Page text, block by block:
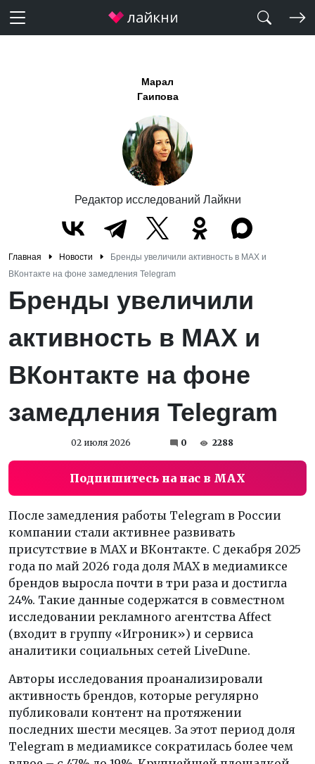
Марал
Гаипова
Редактор исследований Лайкни
Главная Новости
Бренды увеличили активность в MАХ и
ВКонтакте на фоне замедления Telegram
Бренды увеличили
активность в MАХ и
ВКонтакте на фоне
замедления Telegram
02 июля 2026 0 2288
Подпишитесь на нас в MAX
После замедления работы Telegram в России
компании стали активнее развивать
присутствие в MАХ и ВКонтакте. С декабря 2025
года по май 2026 года доля MАХ в медиамиксе
брендов выросла почти в три раза и достигла
24%. Такие данные содержатся в совместном
исследовании рекламного агентства Affect
(входит в группу «Игроник») и сервиса
аналитики социальных сетей LiveDune.
Авторы исследования проанализировали
активность брендов, которые регулярно
публиковали контент на протяжении
последних шести месяцев. За этот период доля
Telegram в медиамиксе сократилась более чем